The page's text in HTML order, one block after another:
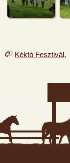
Kéktó Fesztivál,